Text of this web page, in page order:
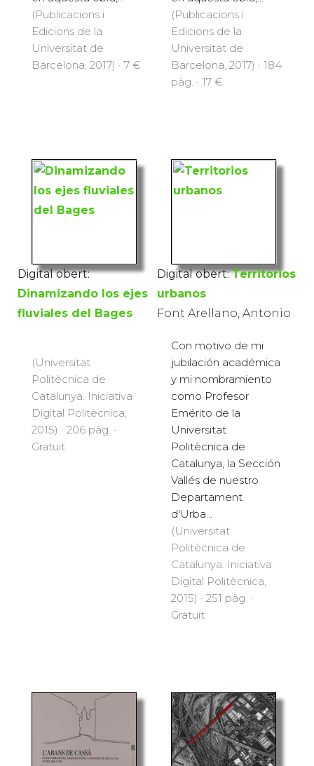
(Publicacions i
Edicions de la
Universitat de
Barcelona, 2017) · 7 €
(Publicacions i
Edicions de la
Universitat de
Barcelona, 2017) · 184
pàg. · 17 €
Digital obert:
Dinamizando los ejes
fluviales del Bages
(Universitat
Politècnica de
Catalunya. Iniciativa
Digital Politècnica,
2015) · 206 pàg. ·
Gratuït
Digital obert: Territorios
urbanos
Font Arellano, Antonio
Con motivo de mi
jubilación académica
y mi nombramiento
como Profesor
Emérito de la
Universitat
Politècnica de
Catalunya, la Sección
Vallés de nuestro
Departament
d'Urba...
(Universitat
Politècnica de
Catalunya. Iniciativa
Digital Politècnica,
2015) · 251 pàg. ·
Gratuït